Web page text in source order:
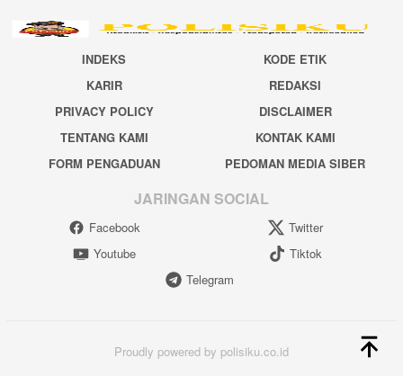
INDEKS
KODE ETIK
KARIR
REDAKSI
PRIVACY POLICY
DISCLAIMER
TENTANG KAMI
KONTAK KAMI
FORM PENGADUAN
PEDOMAN MEDIA SIBER
JARINGAN SOCIAL
Facebook
Twitter
Youtube
Tiktok
Telegram
Proudly powered by polisiku.co.id